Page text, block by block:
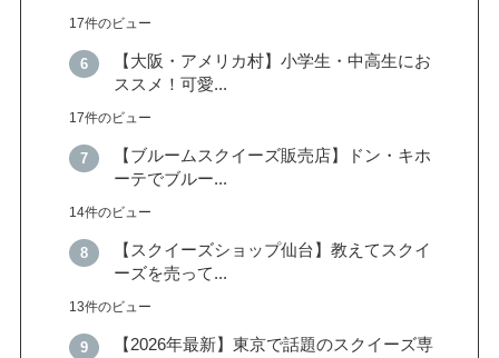
17件のビュー
【大阪・アメリカ村】小学生・中高生にお
ススメ！可愛...
17件のビュー
【ブルームスクイーズ販売店】ドン・キホ
ーテでブルー...
14件のビュー
【スクイーズショップ仙台】教えてスクイ
ーズを売って...
13件のビュー
【2026年最新】東京で話題のスクイーズ専